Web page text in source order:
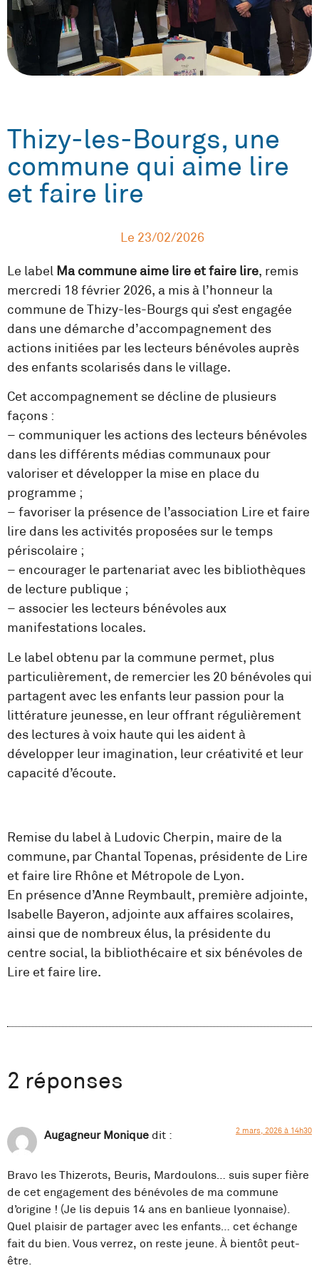
Thizy-les-Bourgs, une
commune qui aime lire
et faire lire
Le 23/02/2026
Le label Ma commune aime lire et faire lire, remis
mercredi 18 février 2026, a mis à l’honneur la
commune de Thizy-les-Bourgs qui s’est engagée
dans une démarche d’accompagnement des
actions initiées par les lecteurs bénévoles auprès
des enfants scolarisés dans le village.
Cet accompagnement se décline de plusieurs
façons :
– communiquer les actions des lecteurs bénévoles
dans les différents médias communaux pour
valoriser et développer la mise en place du
programme ;
– favoriser la présence de l’association Lire et faire
lire dans les activités proposées sur le temps
périscolaire ;
– encourager le partenariat avec les bibliothèques
de lecture publique ;
– associer les lecteurs bénévoles aux
manifestations locales.
Le label obtenu par la commune permet, plus
particulièrement, de remercier les 20 bénévoles qui
partagent avec les enfants leur passion pour la
littérature jeunesse, en leur offrant régulièrement
des lectures à voix haute qui les aident à
développer leur imagination, leur créativité et leur
capacité d’écoute.
Remise du label à Ludovic Cherpin, maire de la
commune, par Chantal Topenas, présidente de Lire
et faire lire Rhône et Métropole de Lyon.
En présence d’Anne Reymbault, première adjointe,
Isabelle Bayeron, adjointe aux affaires scolaires,
ainsi que de nombreux élus, la présidente du
centre social, la bibliothécaire et six bénévoles de
Lire et faire lire.
2 réponses
Augagneur Monique dit : 2 mars, 2026 à 14h30
Bravo les Thizerots, Beuris, Mardoulons… suis super fière
de cet engagement des bénévoles de ma commune
d’origine ! (Je lis depuis 14 ans en banlieue lyonnaise).
Quel plaisir de partager avec les enfants… cet échange
fait du bien. Vous verrez, on reste jeune. À bientôt peut-
être.